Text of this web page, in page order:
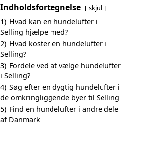
Indholdsfortegnelse skjul
1) Hvad kan en hundelufter i
Selling hjælpe med?
2) Hvad koster en hundelufter i
Selling?
3) Fordele ved at vælge hundelufter
i Selling?
4) Søg efter en dygtig hundelufter i
de omkringliggende byer til Selling
5) Find en hundelufter i andre dele
af Danmark